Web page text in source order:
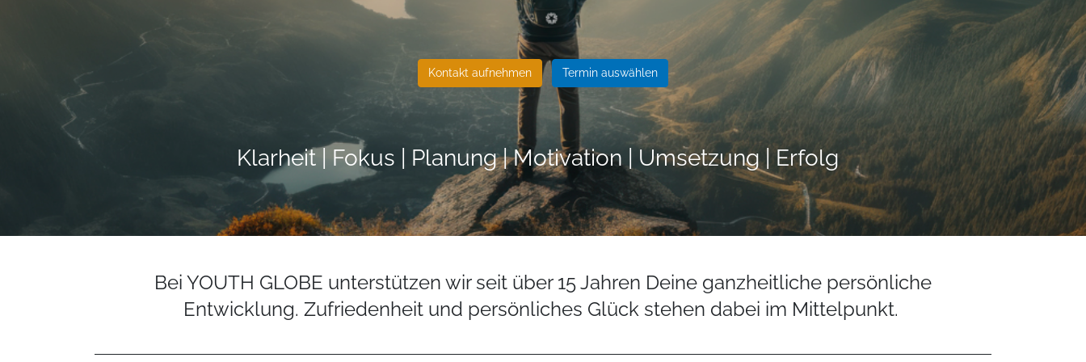
Kontakt aufnehmen Termin auswählen
Klarheit | Fokus | Planung | Motivation | Umsetzung | Erfolg
Bei YOUTH GLOBE unterstützen wir seit über 15 Jahren Deine ganzheitliche persönliche
Entwicklung. Zufriedenheit und persönliches Glück stehen dabei im Mittelpunkt.